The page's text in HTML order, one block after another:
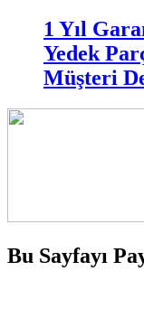
1 Yıl
Yedek
Müşteri
Bu Sayfayı